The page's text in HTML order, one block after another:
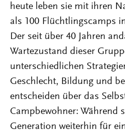
heute leben sie mit ihren
als 100 Flüchtlingscamps
Der seit über 40 Jahren
Wartezustand dieser
unterschiedlichen
Geschlecht, Bildung und
entscheiden über das
Campbewohner: Während
Generation weiterhin für